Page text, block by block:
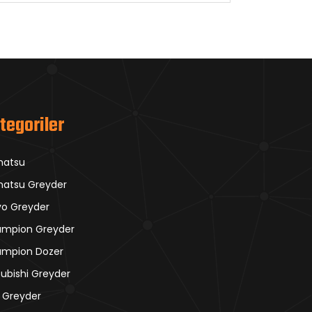
Greyder
Greyder
Greyder
Dozer
Greyder